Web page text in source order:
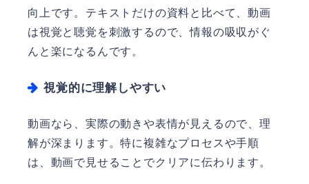
向上です。テキストだけの資料と比べて、動画
は視覚と聴覚を刺激するので、情報の吸収がぐ
んと楽になるんです。
視覚的に理解しやすい
動画なら、実際の動きや表情が見えるので、理
解が深まります。特に複雑なプロセスや手順
は、動画で見せることでクリアに伝わります。